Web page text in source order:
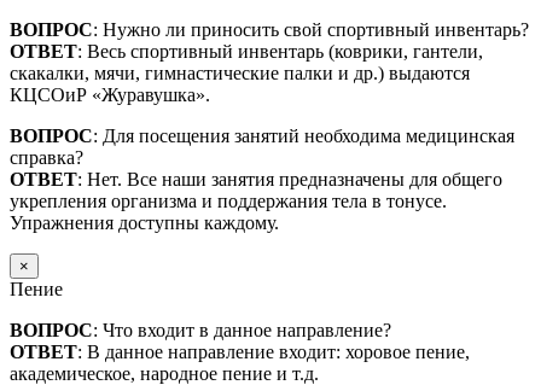
ВОПРОС: Нужно ли приносить свой спортивный инвентарь?
ОТВЕТ: Весь спортивный инвентарь (коврики, гантели,
скакалки, мячи, гимнастические палки и др.) выдаются
КЦСОиР «Журавушка».
ВОПРОС: Для посещения занятий необходима медицинская
справка?
ОТВЕТ: Нет. Все наши занятия предназначены для общего
укрепления организма и поддержания тела в тонусе.
Упражнения доступны каждому.
×
Пение
ВОПРОС: Что входит в данное направление?
ОТВЕТ: В данное направление входит: хоровое пение,
академическое, народное пение и т.д.